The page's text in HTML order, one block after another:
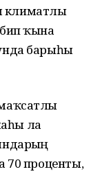
климатлы
ҡына
барыһы
ла
70 проценты,